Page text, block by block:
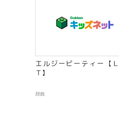
エルジービーティー【
Ｔ】
辞典